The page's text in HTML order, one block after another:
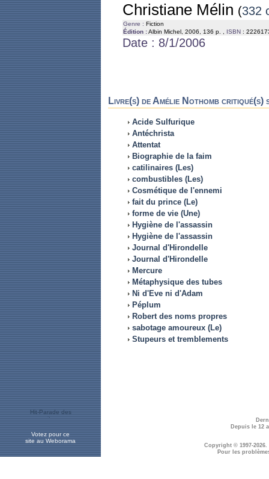
Christiane Mélin (332
Genre : Fiction
Édition :Albin Michel, 2006, 136 p. , ISBN :
Date : 8/1/2006
Livre(s) de Amélie Nothomb critiqué(s)
Acide Sulfurique
Antéchrista
Attentat
Biographie de la faim
catilinaires (Les)
combustibles (Les)
Cosmétique de l'ennemi
fait du prince (Le)
forme de vie (Une)
Hygiène de l'assassin
Hygiène de l'assassin
Journal d'Hirondelle
Journal d'Hirondelle
Mercure
Métaphysique des tubes
Ni d'Eve ni d'Adam
Péplum
Robert des noms propres
sabotage amoureux (Le)
Stupeurs et tremblements
Votez pour ce
site au Weborama
Depuis le 12
Copyright © 1997-2026.
Pour les